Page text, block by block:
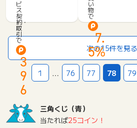
m
o
（も
ぐ
も
ぐ
定
期
コ
ー
ス
申
込
ビ
ス
契
約・
取
引
で
3
9
6
ム
ズ
ス
ト
ア
い
物
で
7.
5%
次の15件を見る
1 … 76 77 78 79
三角くじ（青）
当たれば25コイン！